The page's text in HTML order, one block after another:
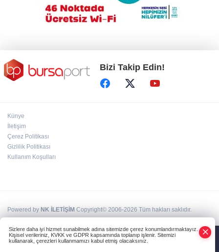
Türkiye, Suudi Arabistan ve Pakistan
arasında ortak savunma anlaşması imzalandı
Bizi Takip Edin!
Künye
İletişim
Çerez Politikası
Gizlilik Politikası
Kullanım Koşulları
Powered by NK İLETİŞİM Copyright© 2006-2026 Tüm hakları saklıdır.
Sizlere daha iyi hizmet sunabilmek adına sitemizde çerez konumlandırmaktayız.
Kişisel verileriniz, KVKK ve GDPR kapsamında toplanıp işlenir. Sitemizi
kullanarak, çerezleri kullanmamızı kabul etmiş olacaksınız.